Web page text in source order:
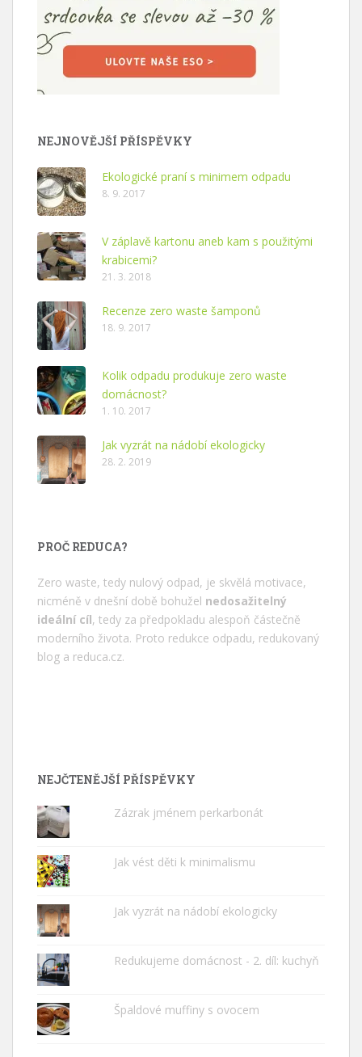
NEJNOVĚJŠÍ PŘÍSPĚVKY
Ekologické praní s minimem odpadu
8. 9. 2017
V záplavě kartonu aneb kam s použitými
krabicemi?
21. 3. 2018
Recenze zero waste šamponů
18. 9. 2017
Kolik odpadu produkuje zero waste
domácnost?
1. 10. 2017
Jak vyzrát na nádobí ekologicky
28. 2. 2019
PROČ REDUCA?
Zero waste, tedy nulový odpad, je skvělá motivace,
nicméně v dnešní době bohužel nedosažitelný
ideální cíl, tedy za předpokladu alespoň částečně
moderního života. Proto redukce odpadu, redukovaný
blog a reduca.cz.
NEJČTENĚJŠÍ PŘÍSPĚVKY
Zázrak jménem perkarbonát
Jak vést děti k minimalismu
Jak vyzrát na nádobí ekologicky
Redukujeme domácnost - 2. díl: kuchyň
Špaldové muffiny s ovocem